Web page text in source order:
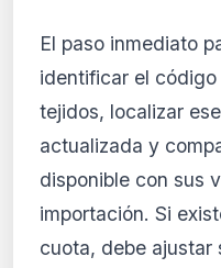
El paso inmediato
identificar el
tejidos, localizar
actualizada y
disponible con sus
importación. Si
cuota, debe ajustar